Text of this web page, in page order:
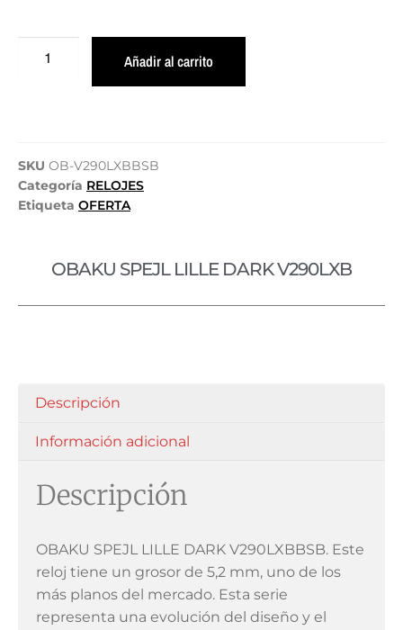
Añadir al carrito
SKU OB-V290LXBBSB
Categoría RELOJES
Etiqueta OFERTA
OBAKU SPEJL LILLE DARK V290LXB
Descripción
Información adicional
Descripción
OBAKU SPEJL LILLE DARK V290LXBBSB. Este
reloj tiene un grosor de 5,2 mm, uno de los
más planos del mercado. Esta serie
representa una evolución del diseño y el